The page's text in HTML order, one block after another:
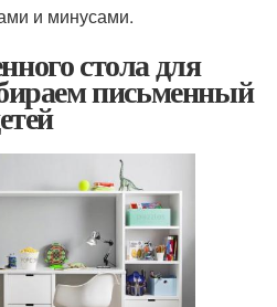
и минусами.
стола для
письменный